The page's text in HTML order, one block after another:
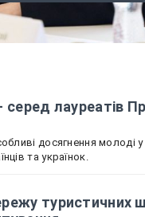
до
лауреатів
досягнення молоді у
та українок.
туристичних